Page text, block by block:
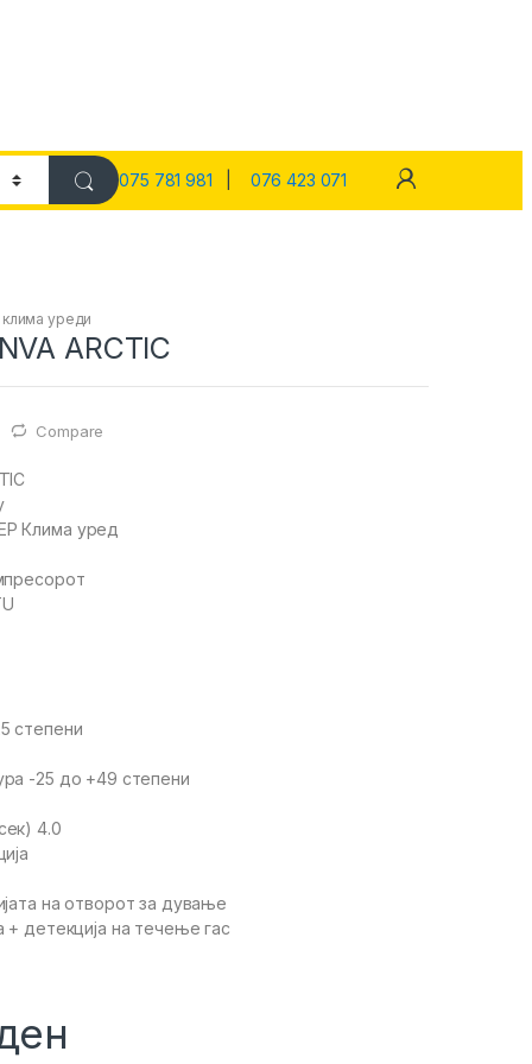
075 781 981 076 423 071
уреди
ARCTIC
Compare
Клима уред
степени
-25 до +49 степени
4.0
на отворот за дување
+ детекција на течење гас